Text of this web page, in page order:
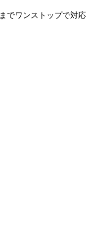
でワンストップで対応